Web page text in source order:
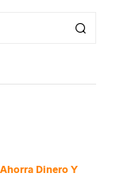
Dinero Y